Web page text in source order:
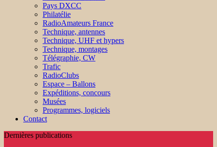
Pays DXCC
Philatélie
RadioAmateurs France
Technique, antennes
Technique, UHF et hypers
Technique, montages
Télégraphie, CW
Trafic
RadioClubs
Espace – Ballons
Expéditions, concours
Musées
Programmes, logiciels
Contact
Dernières publications